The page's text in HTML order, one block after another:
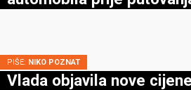
PIŠE: NIKO POZNAT
Vlada objavila nove